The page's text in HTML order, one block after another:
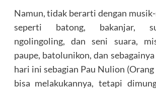
Namun, tidak berarti dengan
seperti batong, bakanjar,
ngolingoling, dan seni suara,
paupe, batolunikon, dan
hari ini sebagian Pau Nulion
bisa melakukannya, tetapi